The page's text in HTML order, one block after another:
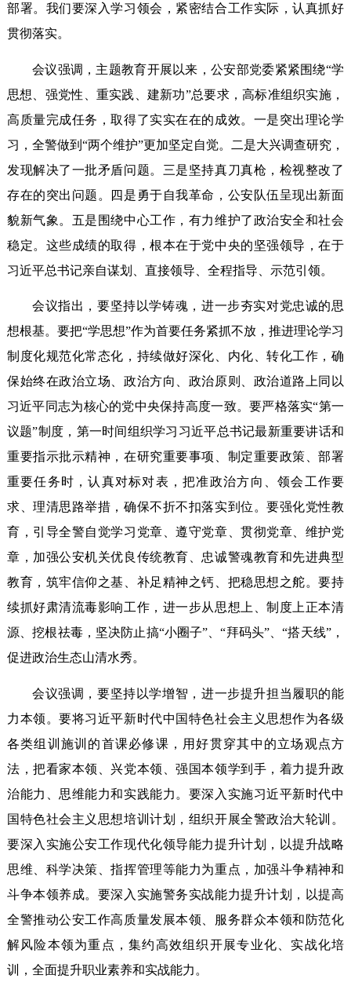
部署。我们要深入学习领会，紧密结合工作实际，认真抓好
贯彻落实。
会议强调，主题教育开展以来，公安部党委紧紧围绕“学
思想、强党性、重实践、建新功”总要求，高标准组织实施，
高质量完成任务，取得了实实在在的成效。一是突出理论学
习，全警做到“两个维护”更加坚定自觉。二是大兴调查研究，
发现解决了一批矛盾问题。三是坚持真刀真枪，检视整改了
存在的突出问题。四是勇于自我革命，公安队伍呈现出新面
貌新气象。五是围绕中心工作，有力维护了政治安全和社会
稳定。这些成绩的取得，根本在于党中央的坚强领导，在于
习近平总书记亲自谋划、直接领导、全程指导、示范引领。
会议指出，要坚持以学铸魂，进一步夯实对党忠诚的思
想根基。要把“学思想”作为首要任务紧抓不放，推进理论学习
制度化规范化常态化，持续做好深化、内化、转化工作，确
保始终在政治立场、政治方向、政治原则、政治道路上同以
习近平同志为核心的党中央保持高度一致。要严格落实“第一
议题”制度，第一时间组织学习习近平总书记最新重要讲话和
重要指示批示精神，在研究重要事项、制定重要政策、部署
重要任务时，认真对标对表，把准政治方向、领会工作要
求、理清思路举措，确保不折不扣落实到位。要强化党性教
育，引导全警自觉学习党章、遵守党章、贯彻党章、维护党
章，加强公安机关优良传统教育、忠诚警魂教育和先进典型
教育，筑牢信仰之基、补足精神之钙、把稳思想之舵。要持
续抓好肃清流毒影响工作，进一步从思想上、制度上正本清
源、挖根祛毒，坚决防止搞“小圈子”、“拜码头”、“搭天线”，
促进政治生态山清水秀。
会议强调，要坚持以学增智，进一步提升担当履职的能
力本领。要将习近平新时代中国特色社会主义思想作为各级
各类组训施训的首课必修课，用好贯穿其中的立场观点方
法，把看家本领、兴党本领、强国本领学到手，着力提升政
治能力、思维能力和实践能力。要深入实施习近平新时代中
国特色社会主义思想培训计划，组织开展全警政治大轮训。
要深入实施公安工作现代化领导能力提升计划，以提升战略
思维、科学决策、指挥管理等能力为重点，加强斗争精神和
斗争本领养成。要深入实施警务实战能力提升计划，以提高
全警推动公安工作高质量发展本领、服务群众本领和防范化
解风险本领为重点，集约高效组织开展专业化、实战化培
训，全面提升职业素养和实战能力。